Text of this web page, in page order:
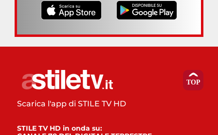
Scarica l'app di STILE TV HD
STILE TV HD in onda su: